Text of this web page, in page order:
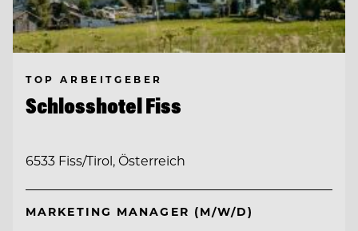
TOP ARBEITGEBER
Schlosshotel Fiss
6533 Fiss/Tirol, Österreich
MARKETING MANAGER (M/W/D)